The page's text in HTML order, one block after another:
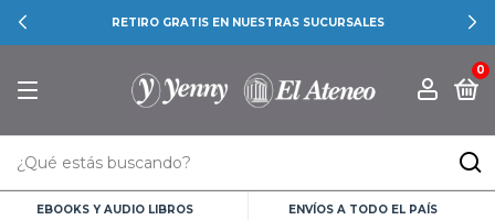
RETIRO GRATIS EN NUESTRAS SUCURSALES
0
EBOOKS Y AUDIO LIBROS
ENVÍOS A TODO EL PAÍS